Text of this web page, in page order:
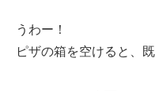
うわー！
ピザの箱を空けると、